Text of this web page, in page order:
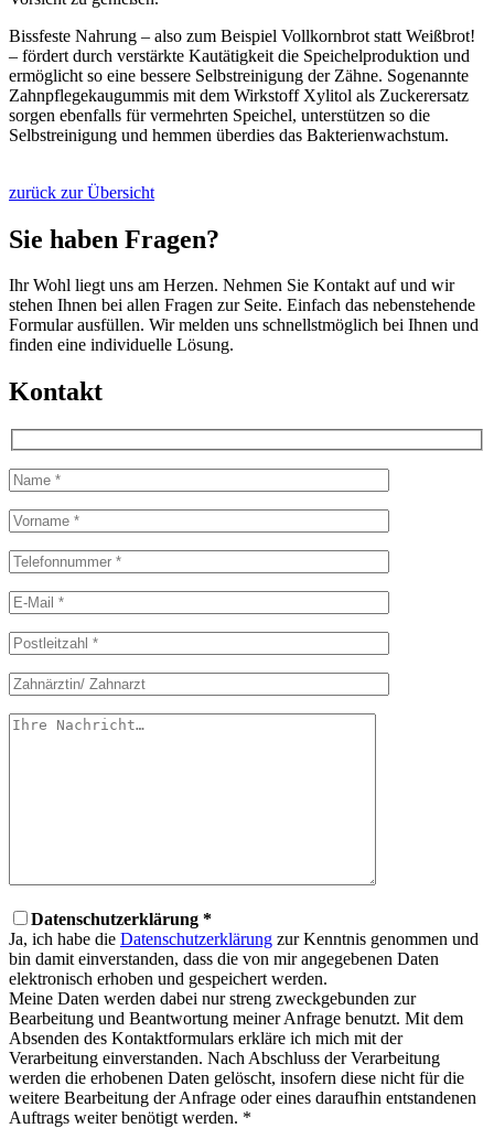
Bissfeste Nahrung – also zum Beispiel Vollkornbrot statt Weißbrot!
– fördert durch verstärkte Kautätigkeit die Speichelproduktion und
ermöglicht so eine bessere Selbstreinigung der Zähne. Sogenannte
Zahnpflegekaugummis mit dem Wirkstoff Xylitol als Zuckerersatz
sorgen ebenfalls für vermehrten Speichel, unterstützen so die
Selbstreinigung und hemmen überdies das Bakterienwachstum.
zurück zur Übersicht
Sie haben Fragen?
Ihr Wohl liegt uns am Herzen. Nehmen Sie Kontakt auf und wir
stehen Ihnen bei allen Fragen zur Seite. Einfach das nebenstehende
Formular ausfüllen. Wir melden uns schnellstmöglich bei Ihnen und
finden eine individuelle Lösung.
Kontakt
Datenschutzerklärung *
Ja, ich habe die Datenschutzerklärung zur Kenntnis genommen und
bin damit einverstanden, dass die von mir angegebenen Daten
elektronisch erhoben und gespeichert werden.
Meine Daten werden dabei nur streng zweckgebunden zur
Bearbeitung und Beantwortung meiner Anfrage benutzt. Mit dem
Absenden des Kontaktformulars erkläre ich mich mit der
Verarbeitung einverstanden. Nach Abschluss der Verarbeitung
werden die erhobenen Daten gelöscht, insofern diese nicht für die
weitere Bearbeitung der Anfrage oder eines daraufhin entstandenen
Auftrags weiter benötigt werden. *